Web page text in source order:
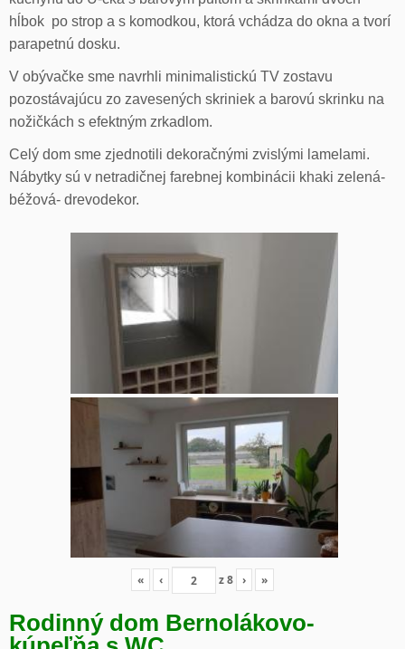
hĺbok po strop a s komodkou, ktorá vchádza do okna a tvorí
parapetnú dosku.
V obývačke sme navrhli minimalistickú TV zostavu
pozostávajúcu zo zavesených skriniek a barovú skrinku na
nožičkách s efektným zrkadlom.
Celý dom sme zjednotili dekoračnými zvislými lamelami.
Nábytky sú v netradičnej farebnej kombinácii khaki zelená-
béžová- drevodekor.
« ‹ z8 › »
Rodinný dom Bernolákovo-